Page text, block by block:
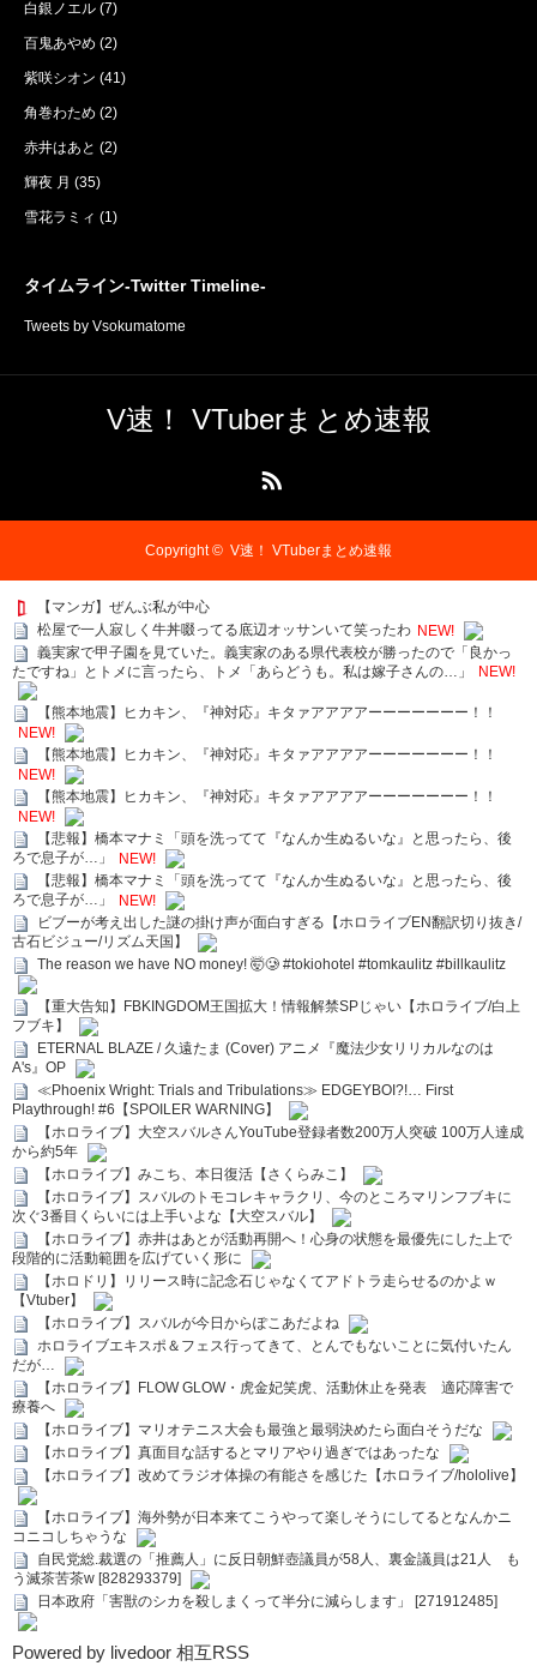
白銀ノエル (7)
百鬼あやめ (2)
紫咲シオン (41)
角巻わため (2)
赤井はあと (2)
輝夜 月 (35)
雪花ラミィ (1)
タイムライン-Twitter Timeline-
Tweets by Vsokumatome
V速！ VTuberまとめ速報
Copyright © V速！ VTuberまとめ速報
【マンガ】ぜんぶ私が中心
松屋で一人寂しく牛丼啜ってる底辺オッサンいて笑ったわ NEW!
義実家で甲子園を見ていた。義実家のある県代表校が勝ったので「良かっ
たですね」とトメに言ったら、トメ「あらどうも。私は嫁子さんの…」
NEW!
【熊本地震】ヒカキン、『神対応』キタァアアアアーーーーーーー！！
NEW!
【熊本地震】ヒカキン、『神対応』キタァアアアアーーーーーーー！！
NEW!
【熊本地震】ヒカキン、『神対応』キタァアアアアーーーーーーー！！
NEW!
【悲報】橋本マナミ「頭を洗ってて『なんか生ぬるいな』と思ったら、後
ろで息子が…」
NEW!
【悲報】橋本マナミ「頭を洗ってて『なんか生ぬるいな』と思ったら、後
ろで息子が…」
NEW!
ビブーが考え出した謎の掛け声が面白すぎる【ホロライブEN翻訳切り抜き/
古石ビジュー/リズム天国】
The reason we have NO money! 🤯🥲 #tokiohotel #tomkaulitz #billkaulitz
【重大告知】FBKINGDOM王国拡大！情報解禁SPじゃい【ホロライブ/白上
フブキ】
ETERNAL BLAZE / 久遠たま (Cover) アニメ『魔法少女リリカルなのは
A's』OP
≪Phoenix Wright: Trials and Tribulations≫ EDGEYBOI?!… First
Playthrough! #6【SPOILER WARNING】
【ホロライブ】大空スバルさんYouTube登録者数200万人突破 100万人達成
から約5年
【ホロライブ】みこち、本日復活【さくらみこ】
【ホロライブ】スバルのトモコレキャラクリ、今のところマリンフブキに
次ぐ3番目くらいには上手いよな【大空スバル】
【ホロライブ】赤井はあとが活動再開へ！心身の状態を最優先にした上で
段階的に活動範囲を広げていく形に
【ホロドリ】リリース時に記念石じゃなくてアドトラ走らせるのかよｗ
【Vtuber】
【ホロライブ】スバルが今日からぽこあだよね
ホロライブエキスポ＆フェス行ってきて、とんでもないことに気付いたん
だが…
【ホロライブ】FLOW GLOW・虎金妃笑虎、活動休止を発表 適応障害で
療養へ
【ホロライブ】マリオテニス大会も最強と最弱決めたら面白そうだな
【ホロライブ】真面目な話するとマリアやり過ぎではあったな
【ホロライブ】改めてラジオ体操の有能さを感じた【ホロライブ/hololive】
【ホロライブ】海外勢が日本来てこうやって楽しそうにしてるとなんかニ
コニコしちゃうな
自民党総.裁選の「推薦人」に反日朝鮮壺議員が58人、裏金議員は21人 も
う滅茶苦茶w [828293379]
日本政府「害獣のシカを殺しまくって半分に減らします」 [271912485]
Powered by livedoor 相互RSS